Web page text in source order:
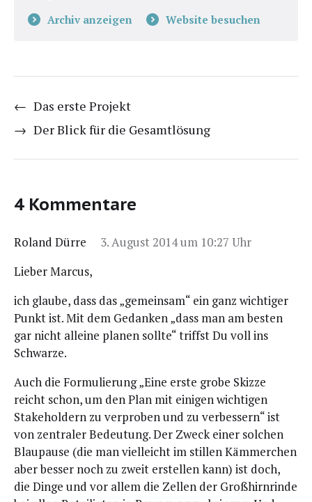
Archiv anzeigen Website besuchen
← Das erste Projekt
→ Der Blick für die Gesamtlösung
4 Kommentare
Roland Dürre
3. August 2014 um 10:27 Uhr
Lie­ber Marcus,
ich glau­be, dass das „gemein­sam“ ein ganz wich­ti­ger
Punkt ist. Mit dem Gedan­ken „dass man am bes­ten
gar nicht allei­ne pla­nen soll­te“ triffst Du voll ins
Schwarze.
Auch die For­mu­lie­rung „Eine ers­te gro­be Skiz­ze
reicht schon, um den Plan mit eini­gen wich­ti­gen
Stake­hol­dern zu ver­pro­ben und zu ver­bes­sern“ ist
von zen­tra­ler Bedeu­tung. Der Zweck einer sol­chen
Blau­pau­se (die man viel­leicht im stil­len Käm­mer­chen
aber bes­ser noch zu zweit erstel­len kann) ist doch,
die Din­ge und vor allem die Zel­len der Groß­hirn­rin­de